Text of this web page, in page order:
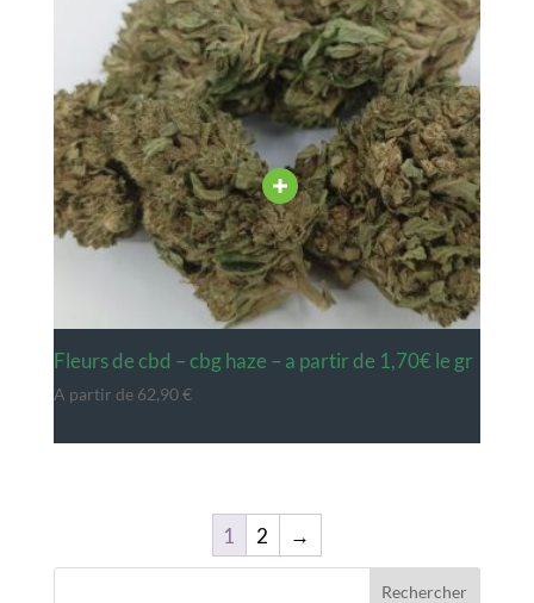
fleurs de cbd – cbg haze – a partir de 1,70€ le gr
A partir de 62,90€
1 2 →
Rechercher